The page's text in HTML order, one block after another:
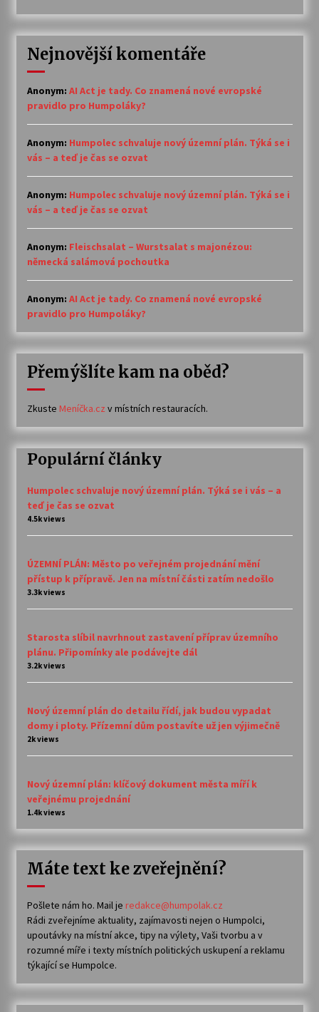
Nejnovější komentáře
Anonym: AI Act je tady. Co znamená nové evropské
pravidlo pro Humpoláky?
Anonym: Humpolec schvaluje nový územní plán. Týká se i
vás – a teď je čas se ozvat
Anonym: Humpolec schvaluje nový územní plán. Týká se i
vás – a teď je čas se ozvat
Anonym: Fleischsalat – Wurstsalat s majonézou:
německá salámová pochoutka
Anonym: AI Act je tady. Co znamená nové evropské
pravidlo pro Humpoláky?
Přemýšlíte kam na oběd?
Zkuste Meníčka.cz v místních restauracích.
Populární články
Humpolec schvaluje nový územní plán. Týká se i vás – a
teď je čas se ozvat
4.5k views
ÚZEMNÍ PLÁN: Město po veřejném projednání mění
přístup k přípravě. Jen na místní části zatím nedošlo
3.3k views
Starosta slíbil navrhnout zastavení příprav územního
plánu. Připomínky ale podávejte dál
3.2k views
Nový územní plán do detailu řídí, jak budou vypadat
domy i ploty. Přízemní dům postavíte už jen výjimečně
2k views
Nový územní plán: klíčový dokument města míří k
veřejnému projednání
1.4k views
Máte text ke zveřejnění?
Pošlete nám ho. Mail je redakce@humpolak.cz
Rádi zveřejníme aktuality, zajímavosti nejen o Humpolci,
upoutávky na místní akce, tipy na výlety, Vaši tvorbu a v
rozumné míře i texty místních politických uskupení a reklamu
týkající se Humpolce.